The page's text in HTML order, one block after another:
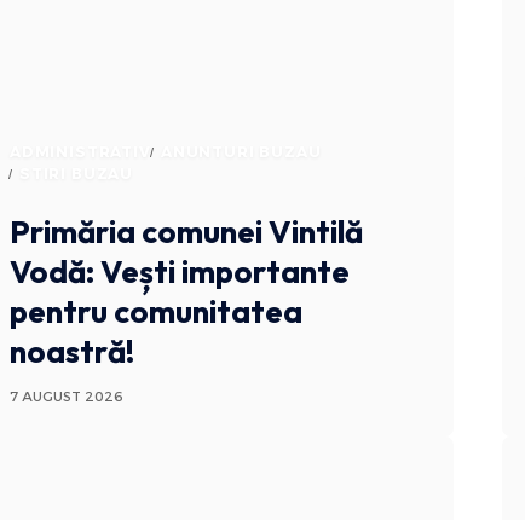
ADMINISTRATIV
Primăria comunei Vintilă
Vodă: Vești importante
pentru comunitatea
noastră!
7 AUGUST 2026